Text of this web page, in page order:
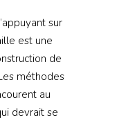
sur
est une
de
méthodes
au
devrait se